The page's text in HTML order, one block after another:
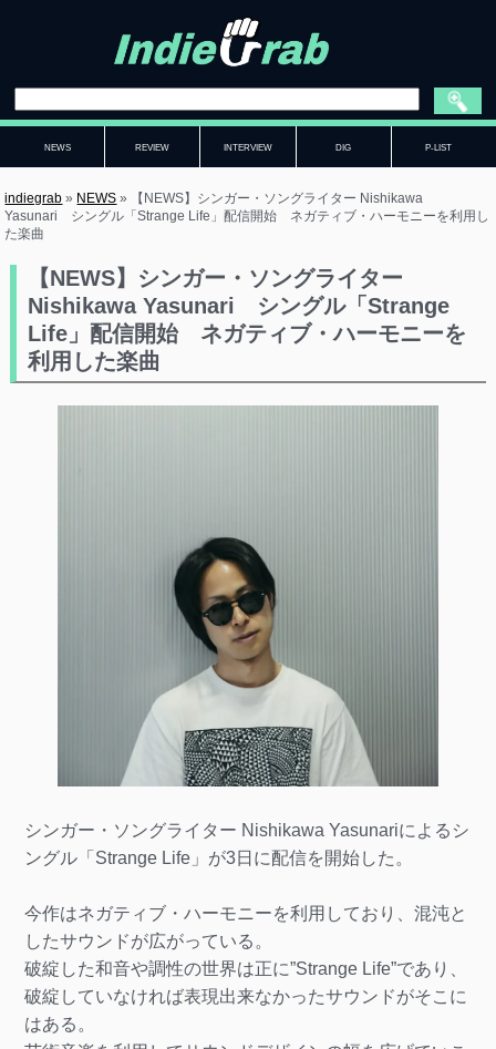
NEWS REVIEW INTERVIEW DIG P-LIST
indiegrab » NEWS »
【NEWS】シンガー・ソングライター Nishikawa
Yasunari シングル「Strange Life」配信開始 ネガティブ・ハーモニーを利用し
た楽曲
【NEWS】シンガー・ソングライター
Nishikawa Yasunari シングル「Strange
Life」配信開始 ネガティブ・ハーモニーを
利用した楽曲
シンガー・ソングライター Nishikawa Yasunariによるシ
ングル「Strange Life」が3日に配信を開始した。
今作はネガティブ・ハーモニーを利用しており、混沌と
したサウンドが広がっている。
破綻した和音や調性の世界は正に”Strange Life”であり、
破綻していなければ表現出来なかったサウンドがそこに
はある。